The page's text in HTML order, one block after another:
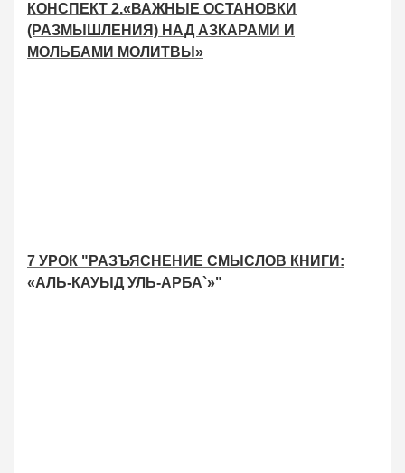
КОНСПЕКТ 2.«ВАЖНЫЕ ОСТАНОВКИ
(РАЗМЫШЛЕНИЯ) НАД АЗКАРАМИ И
МОЛЬБАМИ МОЛИТВЫ»
7 УРОК "РАЗЪЯСНЕНИЕ СМЫСЛОВ КНИГИ:
«АЛЬ-КАУЫД УЛЬ-АРБА`»"